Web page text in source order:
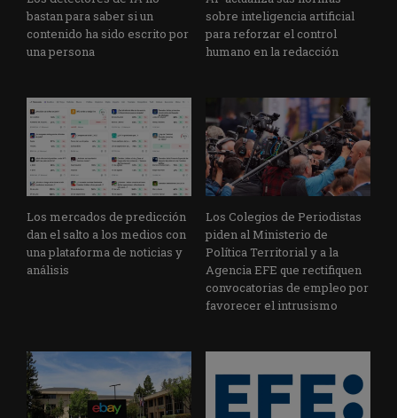
bastan para saber si un
contenido ha sido escrito por
una persona
sobre inteligencia artificial
para reforzar el control
humano en la redacción
Los mercados de predicción
dan el salto a los medios con
una plataforma de noticias y
análisis
Los Colegios de Periodistas
piden al Ministerio de
Política Territorial y a la
Agencia EFE que rectifiquen
convocatorias de empleo por
favorecer el intrusismo